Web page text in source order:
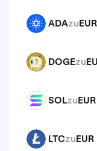
ADA ADAzuEUR
DOGE DOGEzu
SOL SOLzuEUR
LTC LTCzuEUR